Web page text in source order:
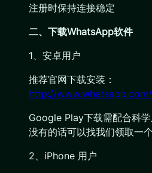
注册时保持连接稳定
二、下载WhatsApp软件
1、安卓用户
推荐官网下载安装：
http://
Google Play下载需配合科
没有的话可以找我们领取一
2、iPhone 用户